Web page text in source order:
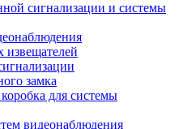
сигнализации и системы
извещателей
замка
для системы
видеонаблюдения